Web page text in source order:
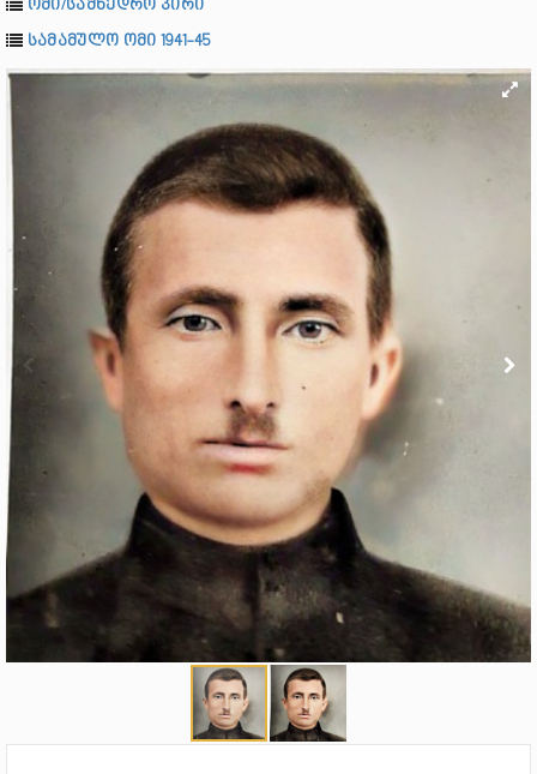
ომი/სამხედრო პირი
სამამულო ომი 1941-45